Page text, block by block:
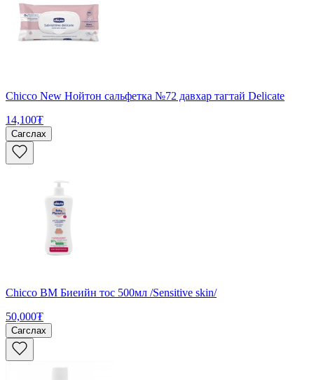
Chicco New Нойтон сальфетка №72 давхар тагтай Delicate
14,100₮
Сагслах
Chicco BM Биеийн тос 500мл /Sensitive skin/
50,000₮
Сагслах